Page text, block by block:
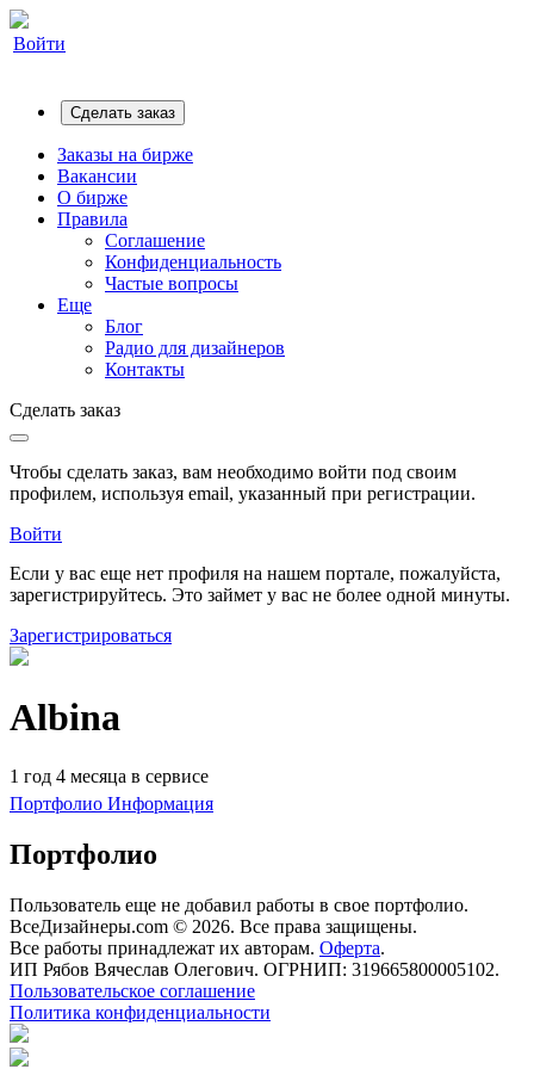
Войти
Сделать заказ
Заказы на бирже
Вакансии
О бирже
Правила
Соглашение
Конфиденциальность
Частые вопросы
Еще
Блог
Радио для дизайнеров
Контакты
Сделать заказ
Чтобы сделать заказ, вам необходимо войти под своим
профилем, используя email, указанный при регистрации.
Войти
Если у вас еще нет профиля на нашем портале, пожалуйста,
зарегистрируйтесь. Это займет у вас не более одной минуты.
Зарегистрироваться
Albina
1 год 4 месяца в сервисе
Портфолио Информация
Портфолио
Пользователь еще не добавил работы в свое портфолио.
ВсеДизайнеры.com © 2026. Все права защищены.
Все работы принадлежат их авторам. Оферта.
ИП Рябов Вячеслав Олегович. ОГРНИП: 319665800005102.
Пользовательское соглашение
Политика конфиденциальности